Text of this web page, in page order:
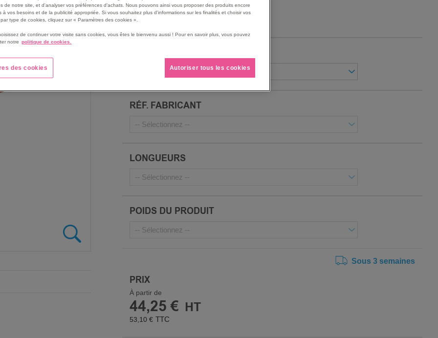
Poids 230 g.
Voir le descriptif complet
RÉF. FABRICANT
LONGUEURS
POIDS DU PRODUIT
Sous 3 semaines
PRIX
À partir de
44,25 €
53,10 €
de notre site, et d'analyser vos préférences d'achats. Nous pouvons ainsi vous proposer des produits encore
à vos besoins et de la publicité appropriée. Si vous souhaitez plus d'informations sur les finalités et choisir vos
type de cookies, cliquez sur « Paramètres des cookies ».
de continuer votre visite sans cookies, vous êtes le bienvenu aussi ! Pour en savoir plus, vous pouvez
notre politique de cookies.
des cookies Autoriser tous les cookies